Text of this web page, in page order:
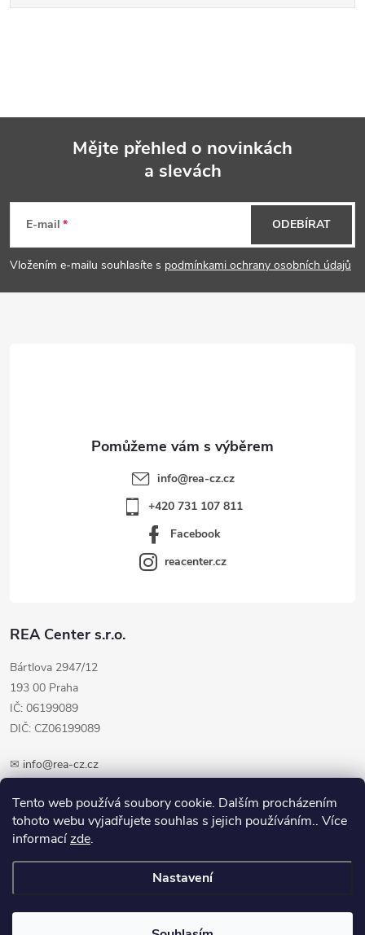
Tento web používá soubory cookie. Dalším procházením
tohoto webu vyjadřujete souhlas s jejich používáním.. Více
informacízde.
Nastavení
p
a
Mějte přehled o novinkách
a slevách
E-mail
Vložením e-mailu souhlasíte s podmínkami ochrany osobních údajů
ODEBÍRAT
REA Center s.r.o.
Bártlova 2947/12
193 00 Praha
IČ: 06199089
DIČ: CZ06199089
✉ info@rea-cz.cz
info@rea-cz.cz
+420 731 107 811
Facebook
reacenter.cz
Copyright 2026
cookies